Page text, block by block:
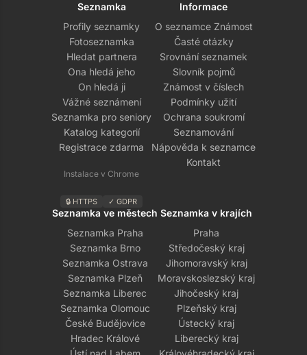
Seznamka
Profily seznamky
Fotoseznamka
Hledat partnera
Ona hledá jeho
On hledá ji
Vážné seznámení
Seznamka pro seniory
Katalog kategorií
Registrace zdarma
Instalace v Chrome
🔒 HTTPS ✓ GDPR
Informace
O seznamce Známost
Časté otázky
Srovnání seznamek
Slovník pojmů
Známost v číslech
Podmínky užití
Ochrana soukromí
Seznamování
Nápověda k seznamce
Kontakt
Seznamka ve městech
Seznamka Praha
Seznamka Brno
Seznamka Ostrava
Seznamka Plzeň
Seznamka Liberec
Seznamka Olomouc
České Budějovice
Hradec Králové
Seznamka v krajích
Praha
Středočeský kraj
Jihomoravský kraj
Moravskoslezský kraj
Jihočeský kraj
Plzeňský kraj
Ústecký kraj
Liberecký kraj